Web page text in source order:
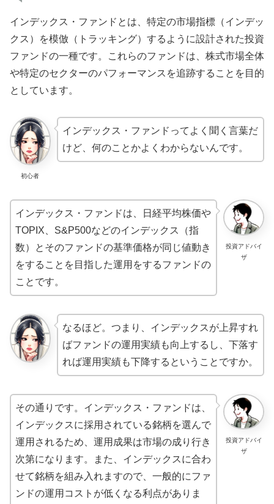
インデックス・ファンドとは、特定の市場指標（インデッ
クス）を模倣（トラッキング）するように設計された投資
ファンドの一種です。これらのファンドは、株式市場全体
や特定のセクターのパフォーマンスを追跡することを目的
としています。
初心者
インデックス・ファンドってよく聞く言葉だ
けど、何のことかよくわからないんです。
投資アドバイ
ザ
インデックス・ファンドは、日経平均株価や
TOPIX、S&P500などのインデックス（指
数）とそのファンドの基準価格が同じ値動き
をすることを目指した運用をするファンドの
ことです。
なるほど。つまり、インデックスが上昇すれ
ばファンドの運用実績も向上するし、下落す
れば運用実績も下降するということですか。
投資アドバイ
ザ
その通りです。インデックス・ファンドは、
インデックスに採用されている銘柄を選んで
運用されるため、運用成果は市場の成り行き
次第になります。また、インデックスに合わ
せて銘柄を組み入れますので、一般的にファ
ンドの運用コストが低くなる利点がありま